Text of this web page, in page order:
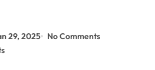
29, 2025
No Comments